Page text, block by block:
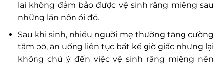
lại không đảm bảo được vệ sinh răng miệng sau
những lần nôn ói đó.
Sau khi sinh, nhiều người mẹ thường tăng cường
tẩm bổ, ăn uống liên tục bất kể giờ giấc nhưng lại
không chú ý đến việc vệ sinh răng miệng nên